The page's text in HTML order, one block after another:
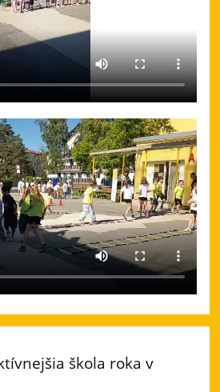
škola roka v